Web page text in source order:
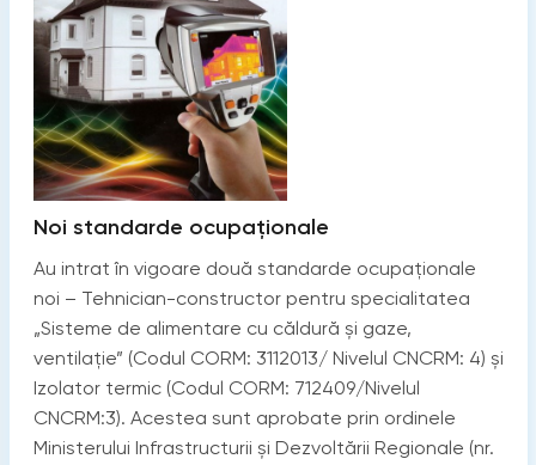
Noi standarde ocupaționale
Au intrat în vigoare două standarde ocupaționale
noi – Tehnician-constructor pentru specialitatea
„Sisteme de alimentare cu căldură și gaze,
ventilație” (Codul CORM: 3112013/ Nivelul CNCRM: 4) și
Izolator termic (Codul CORM: 712409/Nivelul
CNCRM:3). Acestea sunt aprobate prin ordinele
Ministerului Infrastructurii și Dezvoltării Regionale (nr.